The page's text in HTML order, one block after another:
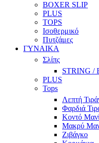
BOXER SLIP
PLUS
TOPS
Ισοθερμικό
Πυτζάμες
ΓΥΝΑΙΚΑ
Σλίπς
STRING /
PLUS
Tops
Λεπτή
Φαρδιά
Κοντό
Μακρύ
Ζιβάγκο